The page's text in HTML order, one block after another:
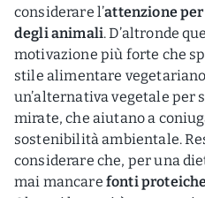
considerare l’attenzione
degli animali. D’altronde
motivazione più forte che
stile alimentare
un’alternativa vegetale per
mirate, che aiutano a
sostenibilità ambientale.
considerare che, per una
mai mancare fonti